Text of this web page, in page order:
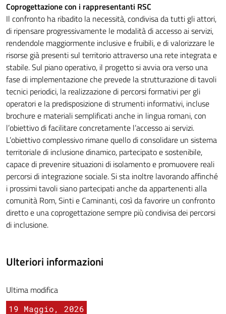
Coprogettazione con i rappresentanti RSC
Il confronto ha ribadito la necessità, condivisa da tutti gli attori,
di ripensare progressivamente le modalità di accesso ai servizi,
rendendole maggiormente inclusive e fruibili, e di valorizzare le
risorse già presenti sul territorio attraverso una rete integrata e
stabile. Sul piano operativo, il progetto si avvia ora verso una
fase di implementazione che prevede la strutturazione di tavoli
tecnici periodici, la realizzazione di percorsi formativi per gli
operatori e la predisposizione di strumenti informativi, incluse
brochure e materiali semplificati anche in lingua romani, con
l’obiettivo di facilitare concretamente l’accesso ai servizi.
L’obiettivo complessivo rimane quello di consolidare un sistema
territoriale di inclusione dinamico, partecipato e sostenibile,
capace di prevenire situazioni di isolamento e promuovere reali
percorsi di integrazione sociale. Si sta inoltre lavorando affinché
i prossimi tavoli siano partecipati anche da appartenenti alla
comunità Rom, Sinti e Caminanti, così da favorire un confronto
diretto e una coprogettazione sempre più condivisa dei percorsi
di inclusione.
Ulteriori informazioni
Ultima modifica
19 Maggio, 2026